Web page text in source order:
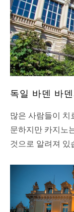
독일 바덴 바
많은 사람들이 치
문하지만 카지노
것으로 알려져 있